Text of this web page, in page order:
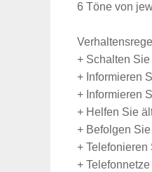
6 Töne von
+ Schalten
+ Informieren
+ Informieren
+ Helfen Sie
+ Befolgen
+ Telefonieren
+